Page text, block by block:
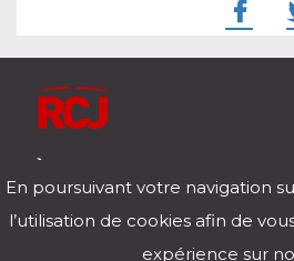
Télécharger notre application pour iOs
En poursuivant votre navigation
l’utilisation de cookies afin de
expérience sur